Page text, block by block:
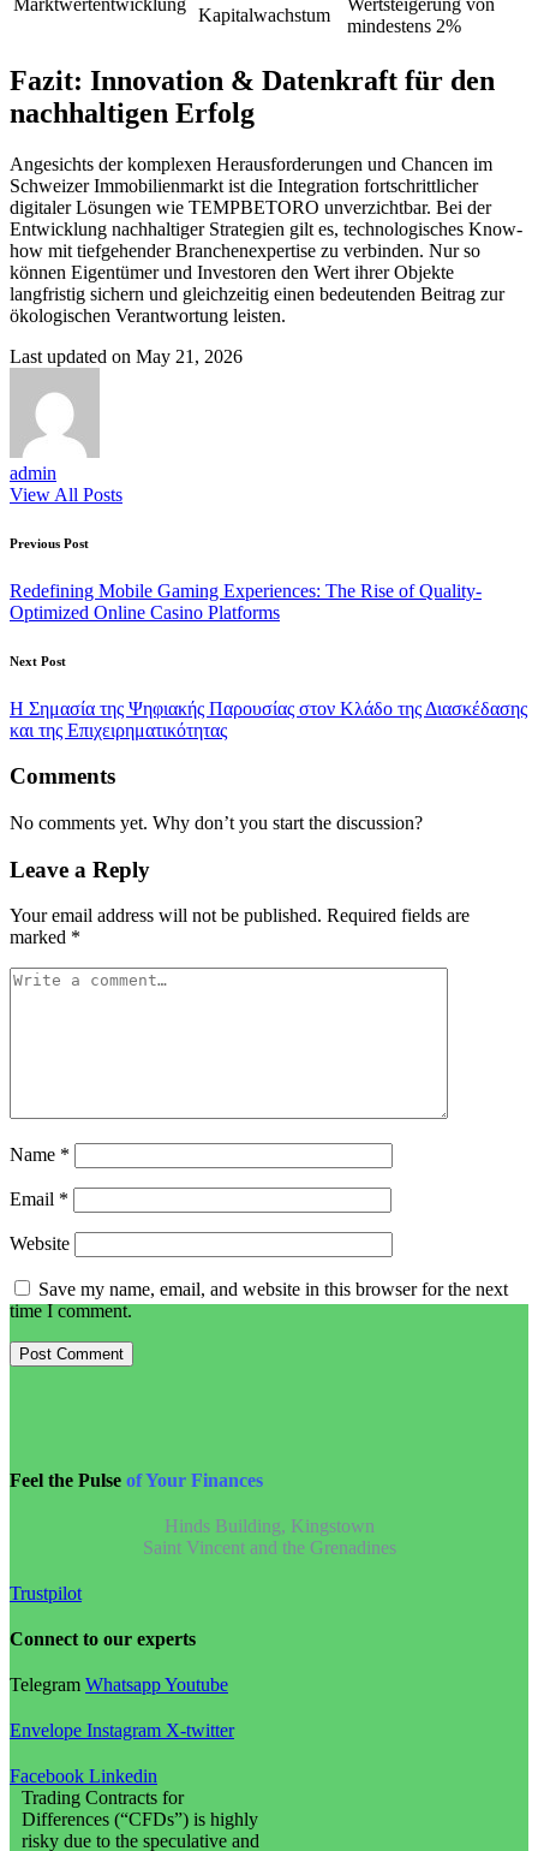
Kapitalwachstum
mindestens 2%
Fazit: Innovation & Datenkraft für den
nachhaltigen Erfolg
Angesichts der komplexen Herausforderungen und Chancen im
Schweizer Immobilienmarkt ist die Integration fortschrittlicher
digitaler Lösungen wie TEMPBETORO unverzichtbar. Bei der
Entwicklung nachhaltiger Strategien gilt es, technologisches Know-
how mit tiefgehender Branchenexpertise zu verbinden. Nur so
können Eigentümer und Investoren den Wert ihrer Objekte
langfristig sichern und gleichzeitig einen bedeutenden Beitrag zur
ökologischen Verantwortung leisten.
Last updated on May 21, 2026
admin
View All Posts
Post
navigation
Previous Post
Redefining Mobile Gaming Experiences: The Rise of Quality-
Optimized Online Casino Platforms
Next Post
Η Σημασία της Ψηφιακής Παρουσίας στον Κλάδο της Διασκέδασης
και της Επιχειρηματικότητας
Comments
No comments yet. Why don’t you start the discussion?
Leave a Reply
Your email address will not be published. Required fields are
marked *
Name *
Email *
Website
Save my name, email, and website in this browser for the next
time I comment.
Feel the Pulse of Your Finances
Hinds Building, Kingstown
Saint Vincent and the Grenadines
Trustpilot
Connect to our experts
Telegram WhatsappYoutube
Envelope Instagram X-twitter
Facebook Linkedin
Trading Contracts for
Differences (“CFDs”) is highly
risky due to the speculative and